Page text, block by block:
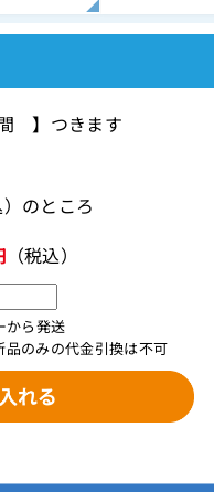
】つきます
のところ
（税込）
から発送
のみの代金引換は不可